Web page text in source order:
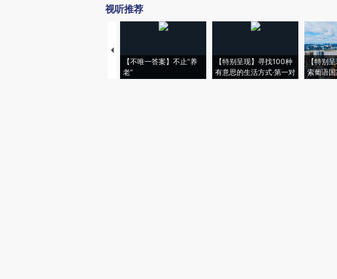
视听推荐
【不唯一答案】不止“养
老”
【特别呈现】寻找100种
有意思的生活方式·第一对
【特别
索葡语